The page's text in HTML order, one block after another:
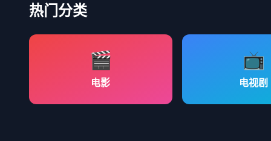
热门分类
🎬
电影
📺
电视剧